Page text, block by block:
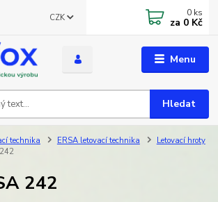
Menu
CZK
Hledat
0 ks
za 0 Kč
technika ERSA letovací technika
Letovací hroty
242